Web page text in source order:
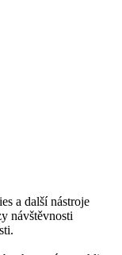
a další nástroje
návštěvnosti